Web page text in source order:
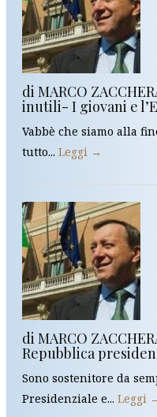
di MARCO
inutili- I giovani e
Vabbè che siamo alla
tutto... Leggi →
di MARCO
Repubblica
Sono sostenitore da
Presidenziale e... Leggi